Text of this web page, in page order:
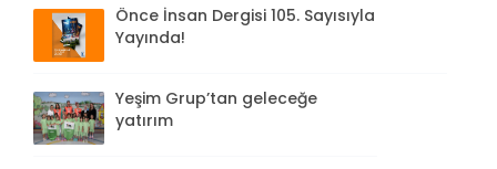
Önce İnsan Dergisi 105. Sayısıyla
Yayında!
Yeşim Grup’tan geleceğe
yatırım